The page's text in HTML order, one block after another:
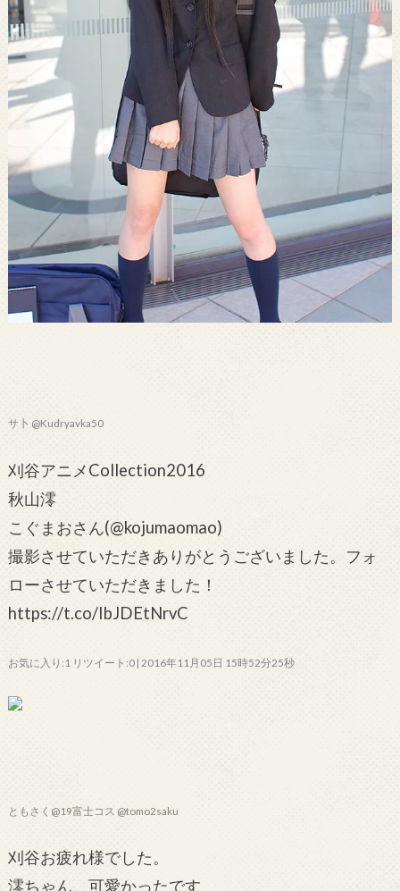
サ卜 @Kudryavka50
刈谷アニメCollection2016
秋山澪
こぐまおさん(@kojumaomao)
撮影させていただきありがとうございました。フォ
ローさせていただきました！
https://t.co/IbJDEtNrvC
お気に入り:1 リツイート:0 | 2016年11月05日 15時52分25秒
ともさく@19富士コス @tomo2saku
刈谷お疲れ様でした。
澪ちゃん、可愛かったです